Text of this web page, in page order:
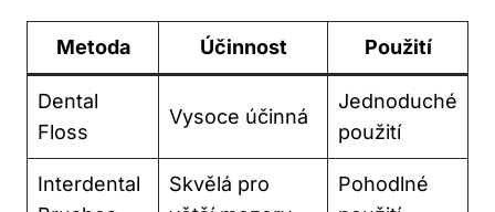
Metoda Účinnost Použití
Dental
Floss
Vysoce účinná
Jednoduché
použití
Interdental
Skvělá pro
Pohodlné